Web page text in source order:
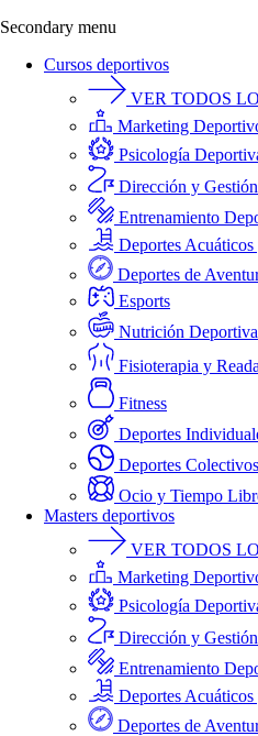
Secondary menu
Cursos deportivos
VER TODOS
Marketing
Psicología
Dirección y
Entrenamiento
Deportes
Deportes de
Esports
Nutrición Deportiva
Fisioterapia y
Fitness
Deportes
Deportes Colectivos
Ocio y Tiempo
Masters deportivos
VER TODOS
Marketing
Psicología
Dirección y
Entrenamiento
Deportes
Deportes de